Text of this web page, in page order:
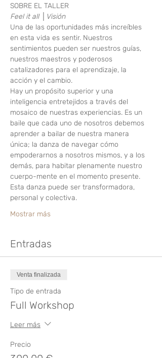
SOBRE EL TALLER
Feel it all │
Visión
Una de las oportunidades más increíbles
en esta vida es sentir. Nuestros
sentimientos pueden ser nuestros guías,
nuestros maestros y poderosos
catalizadores para el aprendizaje, la
acción y el cambio.
Hay un propósito superior y una
inteligencia entretejidos a través del
mosaico de nuestras experiencias. Es un
baile que cada uno de nosotros debemos
aprender a bailar de nuestra manera
única; la danza de navegar cómo
empoderarnos a nosotros mismos, y a los
demás, para habitar plenamente nuestro
cuerpo-mente en el momento presente.
Esta danza puede ser transformadora,
personal y colectiva.
Mostrar más
Entradas
Venta finalizada
Tipo de entrada
Full Workshop
Leer más
Precio